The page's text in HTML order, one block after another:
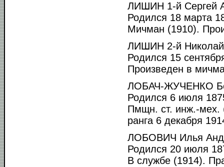
ЛИШИН 1-й Сергей
Родился 18 марта
Мичман (1910).
ЛИШИН 2-й Николай
Родился 15
Произведен в
ЛОБАЧ-ЖУЧЕНКО
Родился 6 июля
Пмщн. ст. инж.-мех.
ранга 6 декабря
ЛОБОВИЧ Илья
Родился 20 июля
В службе (1914).